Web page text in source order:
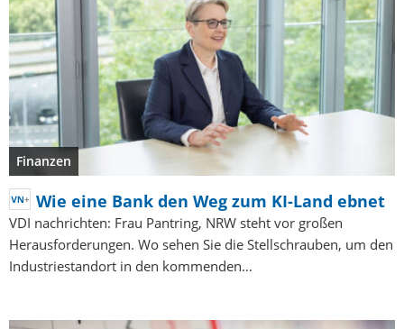
Finanzen
Wie eine Bank den Weg zum KI-Land ebnet
VDI nachrichten: Frau Pantring, NRW steht vor großen
Herausforderungen. Wo sehen Sie die Stellschrauben, um den
Industriestandort in den kommenden…